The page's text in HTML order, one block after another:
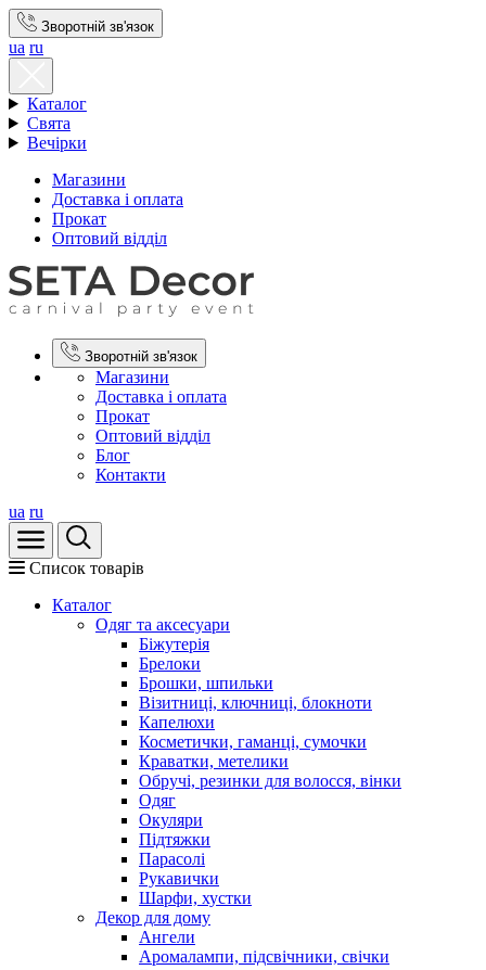
Зворотній зв'язок
ua ru
Каталог
Свята
Вечірки
Магазини
Доставка і оплата
Прокат
Оптовий відділ
Зворотній зв'язок
Магазини
Доставка і оплата
Прокат
Оптовий відділ
Блог
Контакти
ua ru
Список товарів
Каталог
Oдяг та аксесуари
Біжутерія
Брелоки
Брошки, шпильки
Візитниці, ключниці, блокноти
Капелюхи
Косметички, гаманці, сумочки
Краватки, метелики
Обручі, резинки для волосся, вінки
Одяг
Окуляри
Підтяжки
Парасолі
Рукавички
Шарфи, хустки
Декор для дому
Ангели
Аромалампи, підсвічники, свічки